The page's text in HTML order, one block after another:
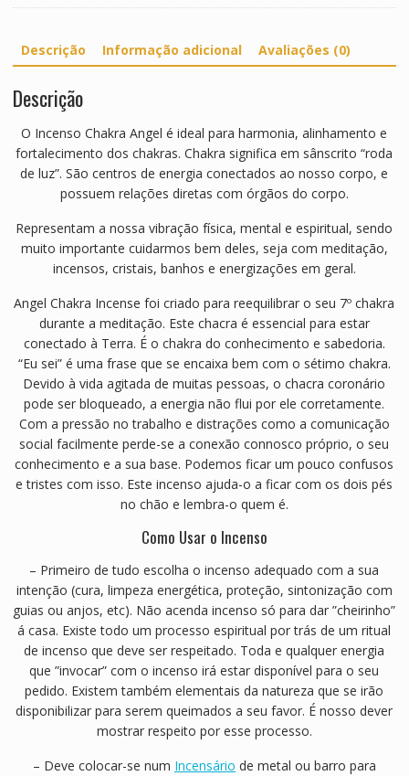
Descrição Informação adicional Avaliações (0)
Descrição
O Incenso Chakra Angel é ideal para harmonia, alinhamento e
fortalecimento dos chakras. Chakra significa em sânscrito “roda
de luz”. São centros de energia conectados ao nosso corpo, e
possuem relações diretas com órgãos do corpo.
Representam a nossa vibração física, mental e espiritual, sendo
muito importante cuidarmos bem deles, seja com meditação,
incensos, cristais, banhos e energizações em geral.
Angel Chakra Incense foi criado para reequilibrar o seu 7º chakra
durante a meditação. Este chacra é essencial para estar
conectado à Terra. É o chakra do conhecimento e sabedoria.
“Eu sei” é uma frase que se encaixa bem com o sétimo chakra.
Devido à vida agitada de muitas pessoas, o chacra coronário
pode ser bloqueado, a energia não flui por ele corretamente.
Com a pressão no trabalho e distrações como a comunicação
social facilmente perde-se a conexão connosco próprio, o seu
conhecimento e a sua base. Podemos ficar um pouco confusos
e tristes com isso. Este incenso ajuda-o a ficar com os dois pés
no chão e lembra-o quem é.
Como Usar o Incenso
– Primeiro de tudo escolha o incenso adequado com a sua
intenção (cura, limpeza energética, proteção, sintonização com
guias ou anjos, etc). Não acenda incenso só para dar ”cheirinho”
á casa. Existe todo um processo espiritual por trás de um ritual
de incenso que deve ser respeitado. Toda e qualquer energia
que ”invocar” com o incenso irá estar disponível para o seu
pedido. Existem também elementais da natureza que se irão
disponibilizar para serem queimados a seu favor. É nosso dever
mostrar respeito por esse processo.
– Deve colocar-se num Incensário de metal ou barro para